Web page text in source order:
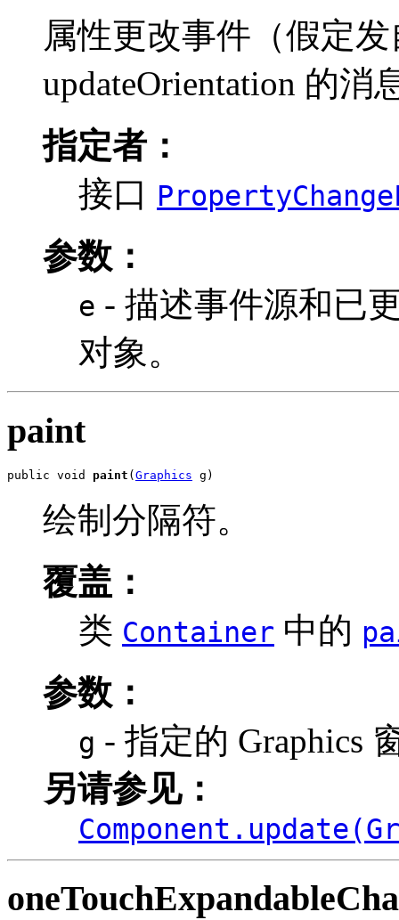
属性更改事件（假定
updateOrientation 的消
指定者：
接口
参数：
e - 描述事件源和已
对象。
paint
public void paint ( Graphics g)
绘制分隔符。
覆盖：
类 Container 中的
参数：
g - 指定的 Graphics
另请参见：